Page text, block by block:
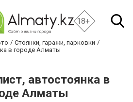
18+
Стоянки, гаражи, парковки
в городе Алматы
автостоянка в
Алматы